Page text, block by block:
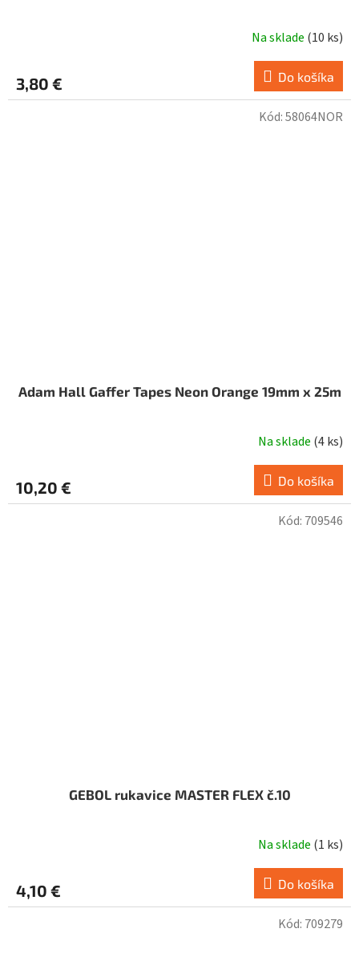
Na sklade (10 ks)
3,80 € Do košíka
Adam Hall Gaffer Tapes Neon Orange 19mm x 25m
Na sklade (4 ks)
10,20 € Do košíka
Kód:58064NOR
GEBOL rukavice MASTER FLEX č.10
Na sklade (1 ks)
4,10 € Do košíka
Kód: 709546
Kód: 709279